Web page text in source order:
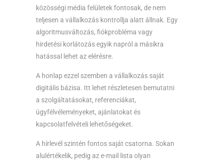
közösségi média felületek fontosak, de nem
teljesen a vállalkozás kontrollja alatt állnak. Egy
algoritmusváltozás, fiókprobléma vagy
hirdetési korlátozás egyik napról a másikra
hatással lehet az elérésre.
A honlap ezzel szemben a vállalkozás saját
digitális bázisa. Itt lehet részletesen bemutatni
a szolgáltatásokat, referenciákat,
ügyfélvéleményeket, ajánlatokat és
kapcsolatfelvételi lehetőségeket.
A hírlevél szintén fontos saját csatorna. Sokan
alulértékelik, pedig az e-mail lista olyan